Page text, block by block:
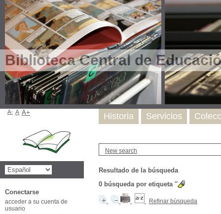
Biblioteca Central de
New search
Resultado de la búsqueda
0 búsqueda por etiqueta ''
Refinar búsqueda
Historia Servicios
A- A A+
Conectarse
acceder a su cuenta de
usuario